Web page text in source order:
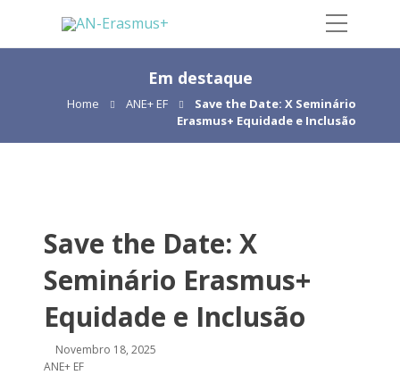
Em destaque
Home ANE+ EF
Save the Date: X Seminário
Erasmus+ Equidade e Inclusão
Save the Date: X
Seminário Erasmus+
Equidade e Inclusão
Novembro 18, 2025
ANE+ EF